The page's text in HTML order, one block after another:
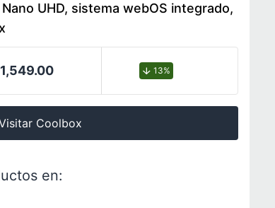
UHD, sistema webOS integrado,
13%
Coolbox
en: